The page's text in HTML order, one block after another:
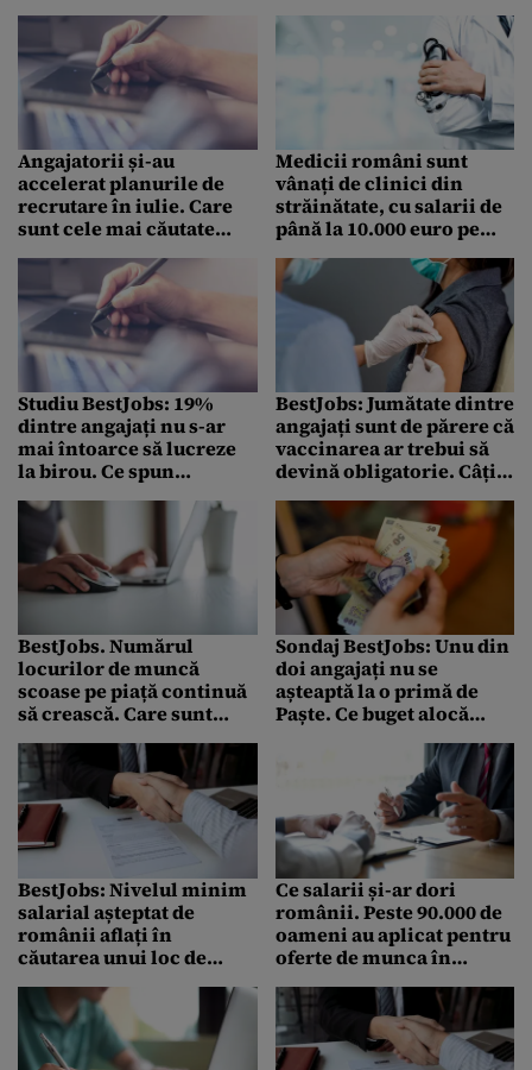
Previziuni pentru 2022
Angajatorii și-au
accelerat planurile de
recrutare în iulie. Care
sunt cele mai căutate
Medicii români sunt
vânați de clinici din
străinătate, cu salarii de
până la 10.000 euro pe
Studiu BestJobs: 19%
dintre angajați nu s-ar
mai întoarce să lucreze
la birou. Ce spun
BestJobs: Jumătate dintre
angajați sunt de părere că
vaccinarea ar trebui să
devină obligatorie. Câți
măsură anti-COVID
BestJobs. Numărul
locurilor de muncă
scoase pe piață continuă
să crească. Care sunt
caută angajați
Sondaj BestJobs: Unu din
doi angajați nu se
așteaptă la o primă de
Paște. Ce buget alocă
BestJobs: Nivelul minim
salarial așteptat de
românii aflați în
căutarea unui loc de
2.350 lei net pe lună
Ce salarii și-ar dori
românii. Peste 90.000 de
oameni au aplicat pentru
oferte de munca în